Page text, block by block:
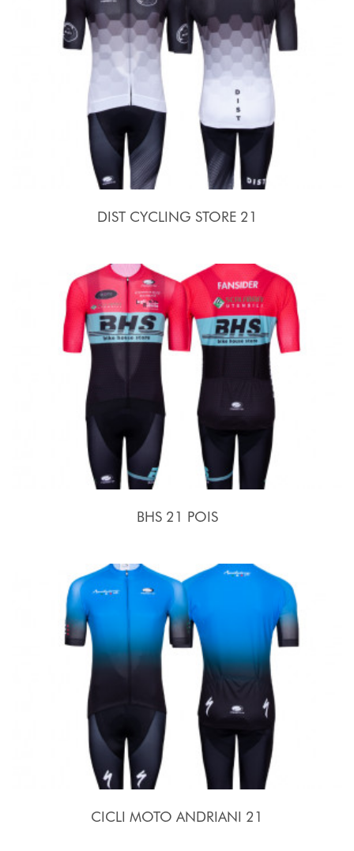
DIST CYCLING STORE 21
BHS 21 POIS
CICLI MOTO ANDRIANI 21